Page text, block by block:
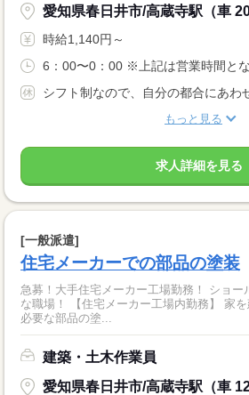
愛知県春日井市/高蔵寺駅（車 20
時給1,140円～
6：00〜0：00 ※上記は営業時間とな
シフト制なので、自分の都合にあわ
もっと見る
求人詳細を見る
[一般派遣]
住宅メーカーでの部品の塗装
急募！大手住宅メーカー工場勤務！ ショー
な職場！ 【住宅メーカー工場内勤務】 家を建てるのに使用する際に
必要な部品の塗...
建築・土木作業員
愛知県春日井市/高蔵寺駅（車 12